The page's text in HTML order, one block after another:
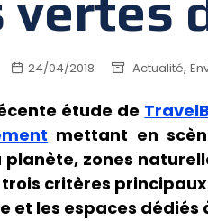
24/04/2018 Actualité,
étude de
mettant en
planète, zones
critères
et les espaces